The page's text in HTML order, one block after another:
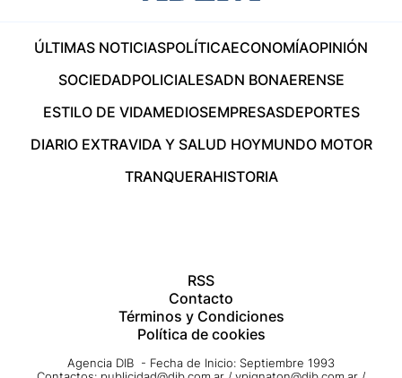
ÚLTIMAS NOTICIASPOLÍTICAECONOMÍAOPINIÓN
SOCIEDADPOLICIALESADN BONAERENSE
ESTILO DE VIDAMEDIOSEMPRESASDEPORTES
DIARIO EXTRAVIDA Y SALUD HOYMUNDO MOTOR
TRANQUERAHISTORIA
RSS
Contacto
Términos y Condiciones
Política de cookies
Agencia DIB - Fecha de Inicio: Septiembre 1993